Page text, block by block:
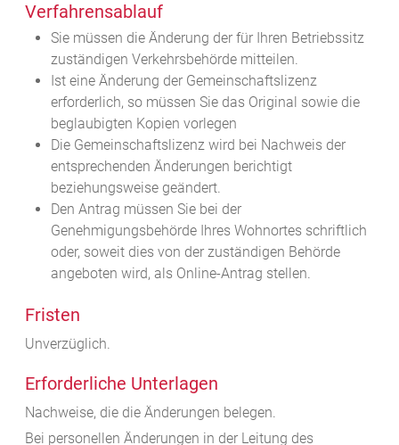
Verfahrensablauf
Sie müssen die Änderung der für Ihren Betriebssitz
zuständigen Verkehrsbehörde mitteilen.
Ist eine Änderung der Gemeinschaftslizenz
erforderlich, so müssen Sie das Original sowie die
beglaubigten Kopien vorlegen
Die Gemeinschaftslizenz wird bei Nachweis der
entsprechenden Änderungen berichtigt
beziehungsweise geändert.
Den Antrag müssen Sie bei der
Genehmigungsbehörde Ihres Wohnortes schriftlich
oder, soweit dies von der zuständigen Behörde
angeboten wird, als Online-Antrag stellen.
Fristen
Unverzüglich.
Erforderliche Unterlagen
Nachweise, die die Änderungen belegen.
Bei personellen Änderungen in der Leitung des